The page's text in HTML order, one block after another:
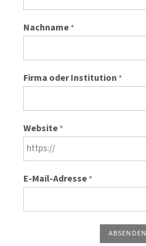
Nachname*
Firma oder Institution *
Website*
E-Mail-Adresse*
ABSENDEN